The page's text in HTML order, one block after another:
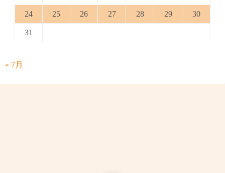
24 25 26 27 28 29 30
31
« 7月